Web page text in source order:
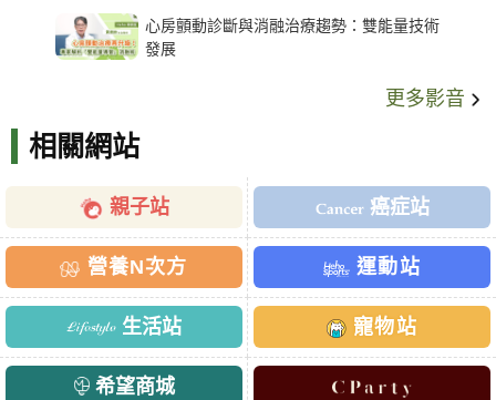
心房顫動診斷與消融治療趨勢：雙能量技術
發展
更多影音
相關網站
親子站 癌症站
營養N次方 運動站
生活站 寵物站
希望商城